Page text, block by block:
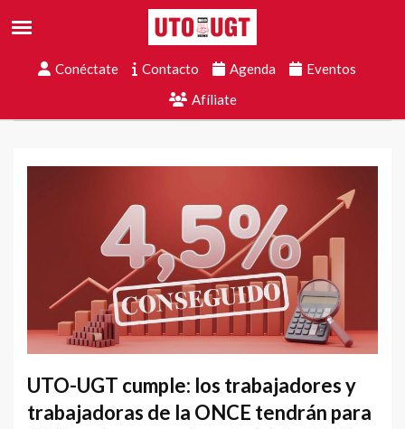
Conéctate Contacto Agenda
Eventos
Afíliate
UTO-UGT cumple: los trabajadores y
trabajadoras de la ONCE tendrán para